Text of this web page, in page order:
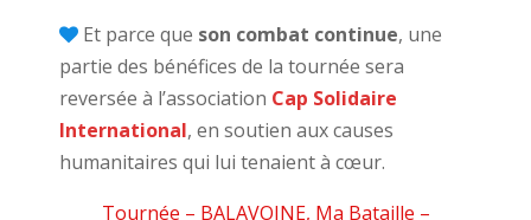
Et parce que son combat continue, une
partie des bénéfices de la tournée sera
reversée à l’association Cap Solidaire
International, en soutien aux causes
humanitaires qui lui tenaient à cœur.
Tournée – BALAVOINE, Ma Bataille –